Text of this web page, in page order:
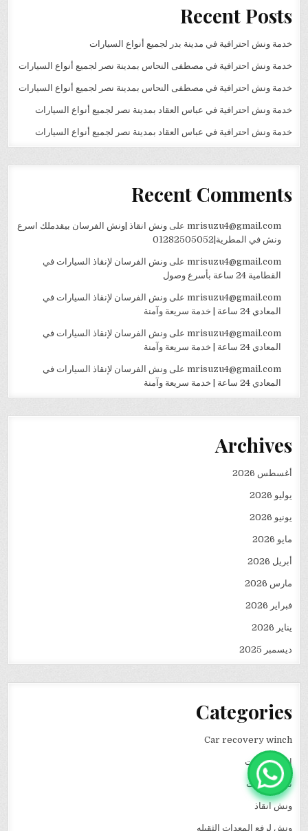
Recent Posts
خدمة ونش احترافية في مدينة بدر لجميع أنواع السيارات
خدمة ونش احترافية في مصطفى النحاس بمدينة نصر لجميع أنواع السيارات
خدمة ونش احترافية في مصطفى النحاس بمدينة نصر لجميع أنواع السيارات
خدمة ونش احترافية في عباس العقاد بمدينة نصر لجميع أنواع السيارات
خدمة ونش احترافية في عباس العقاد بمدينة نصر لجميع أنواع السيارات
Recent Comments
mrisuzu4@gmail.comعلى ونش انقاذ |ونش الفرسان بيقدملك اسرع
ونش في المطرية|01282505052
mrisuzu4@gmail.comعلى ونش الفرسان لإنقاذ السيارات في
القطامية 24 ساعة بأسرع وصول
mrisuzu4@gmail.comعلى ونش الفرسان لإنقاذ السيارات في
المعادي 24 ساعة | خدمة سريعة وآمنة
mrisuzu4@gmail.comعلى ونش الفرسان لإنقاذ السيارات في
المعادي 24 ساعة | خدمة سريعة وآمنة
mrisuzu4@gmail.comعلى ونش الفرسان لإنقاذ السيارات في
المعادي 24 ساعة | خدمة سريعة وآمنة
Archives
أغسطس 2026
يوليو 2026
يونيو 2026
مايو 2026
أبريل 2026
مارس 2026
فبراير 2026
يناير 2026
ديسمبر 2025
Categories
Car recovery winch
انقاذ سيارات
نقل كرفانات
ونش انقاذ
ونش لرفع المعدات الثقيله